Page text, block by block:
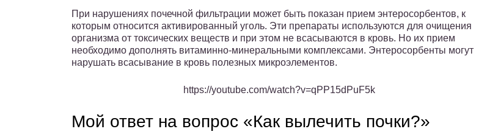
При нарушениях почечной фильтрации может быть показан прием энтеросорбентов, к
которым относится активированный уголь. Эти препараты используются для очищения
организма от токсических веществ и при этом не всасываются в кровь. Но их прием
необходимо дополнять витаминно-минеральными комплексами. Энтеросорбенты могут
нарушать всасывание в кровь полезных микроэлементов.
https://youtube.com/watch?v=qPP15dPuF5k
Мой ответ на вопрос «Как вылечить почки?»